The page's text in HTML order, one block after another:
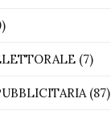
(7)
(87)